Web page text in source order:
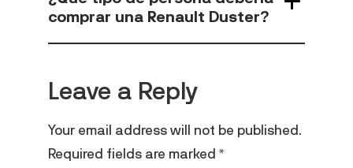
comprar una Renault Duster?
Leave a Reply
Your email address will not be published.
Required fields are marked*